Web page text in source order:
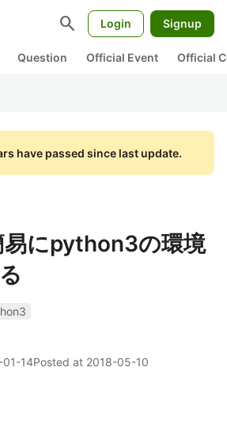
search Login Signup
Question Official Event Official
have passed since last update.
にpython3の環境
01-14Posted at 2018-05-10